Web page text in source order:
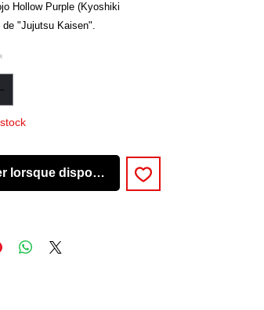
Hollow Purple (Kyoshiki
"Jujutsu Kaisen".
lorsque disponible